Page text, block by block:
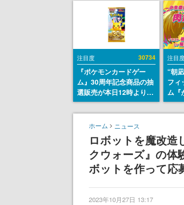
注目度 30734
『ポケモンカードゲー
ム』30周年記念商品の抽
選販売が本日12時より開
始。拡張パック「30th
CELEBRATION」のボッ
クスに、「プレミアムデ
ッキセット エーフィ・ブ
ラッキー」
「FUTURISTIC BOX」の
計3商品
注目
“朝
フィ
ム『
ム』
が公
ホーム ニュース
ロボットを魔改
クウォーズ』の体
ボットを作って応
2023年10月27日 13:17